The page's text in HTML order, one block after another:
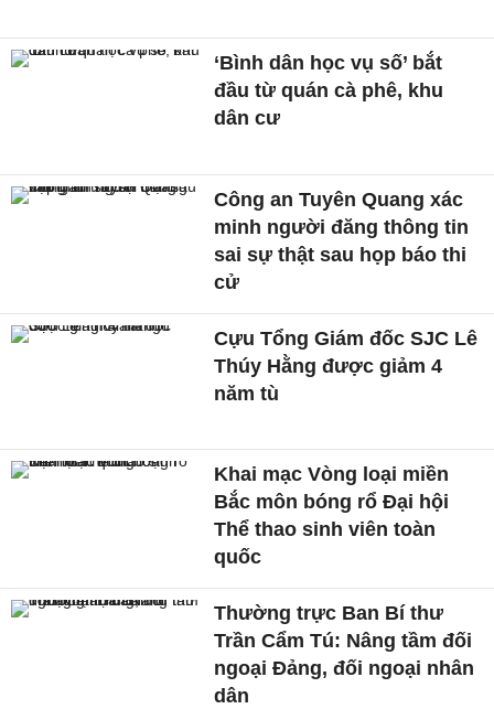
‘Bình dân học vụ số’ bắt
đầu từ quán cà phê, khu
dân cư
Công an Tuyên Quang xác
minh người đăng thông tin
sai sự thật sau họp báo thi
cử
Cựu Tổng Giám đốc SJC Lê
Thúy Hằng được giảm 4
năm tù
Khai mạc Vòng loại miền
Bắc môn bóng rổ Đại hội
Thể thao sinh viên toàn
quốc
Thường trực Ban Bí thư
Trần Cẩm Tú: Nâng tầm đối
ngoại Đảng, đối ngoại nhân
dân